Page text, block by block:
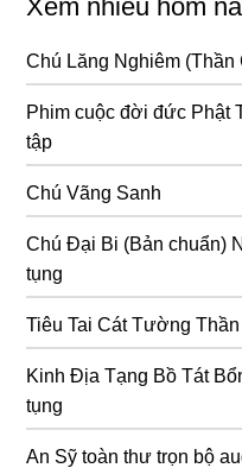
Xem nhiều hôm
Chú Lăng Nghiêm
Phim cuộc đời đức Phật
tập
Chú Vãng Sanh
Chú Đại Bi (Bản chuẩn)
tụng
Tiêu Tai Cát Tường
Kinh Địa Tạng Bồ Tát
tụng
An Sỹ toàn thư trọn bộ